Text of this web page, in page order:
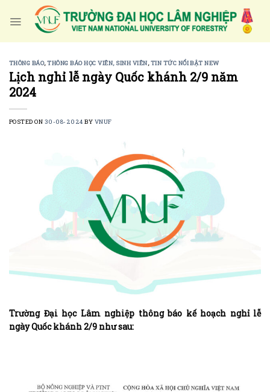
THÔNG BÁO,THÔNG BÁO HỌC VIÊN, SINH VIÊN,TIN TỨC NỔI BẬT NEW
Lịch nghỉ lễ ngày Quốc khánh 2/9 năm
2024
POSTED ON 30-08-2024 BY VNUF
Trường Đại học Lâm nghiệp thông báo kế hoạch nghỉ lễ
ngày Quốc khánh 2/9 như sau: